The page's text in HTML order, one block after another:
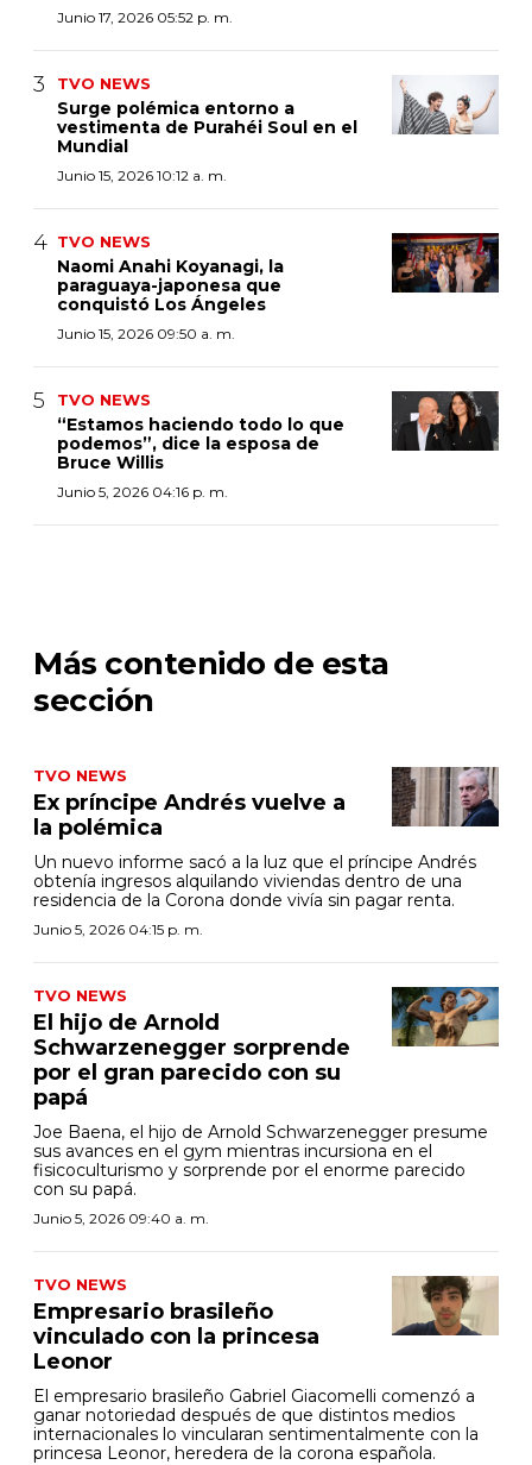
Junio 17, 2026 05:52 p. m.
TVO NEWS
Surge polémica entorno a
vestimenta de Purahéi Soul en el
Mundial
Junio 15, 2026 10:12 a. m.
TVO NEWS
Naomi Anahi Koyanagi, la
paraguaya-japonesa que
conquistó Los Ángeles
Junio 15, 2026 09:50 a. m.
TVO NEWS
“Estamos haciendo todo lo que
podemos”, dice la esposa de
Bruce Willis
Junio 5, 2026 04:16 p. m.
Más contenido de esta
sección
TVO NEWS
Ex príncipe Andrés vuelve a
la polémica
Un nuevo informe sacó a la luz que el príncipe Andrés
obtenía ingresos alquilando viviendas dentro de una
residencia de la Corona donde vivía sin pagar renta.
Junio 5, 2026 04:15 p. m.
TVO NEWS
El hijo de Arnold
Schwarzenegger sorprende
por el gran parecido con su
papá
Joe Baena, el hijo de Arnold Schwarzenegger presume
sus avances en el gym mientras incursiona en el
fisicoculturismo y sorprende por el enorme parecido
con su papá.
Junio 5, 2026 09:40 a. m.
TVO NEWS
Empresario brasileño
vinculado con la princesa
Leonor
El empresario brasileño Gabriel Giacomelli comenzó a
ganar notoriedad después de que distintos medios
internacionales lo vincularan sentimentalmente con la
princesa Leonor, heredera de la corona española.